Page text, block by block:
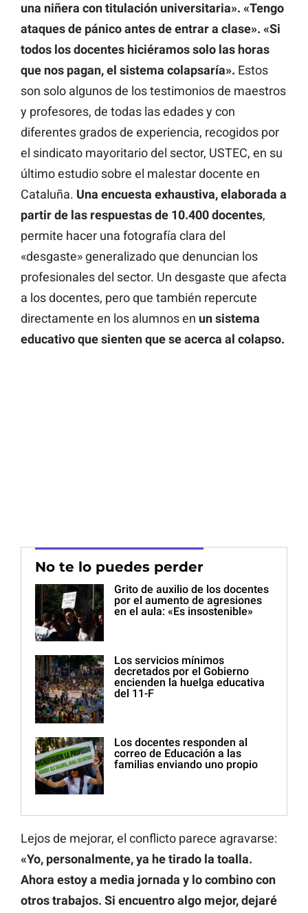
una niñera con titulación universitaria». «Tengo
ataques de pánico antes de entrar a clase». «Si
todos los docentes hiciéramos solo las horas
que nos pagan, el sistema colapsaría». Estos
son solo algunos de los testimonios de maestros
y profesores, de todas las edades y con
diferentes grados de experiencia, recogidos por
el sindicato mayoritario del sector, USTEC, en su
último estudio sobre el malestar docente en
Cataluña. Una encuesta exhaustiva, elaborada a
partir de las respuestas de 10.400 docentes,
permite hacer una fotografía clara del
«desgaste» generalizado que denuncian los
profesionales del sector. Un desgaste que afecta
a los docentes, pero que también repercute
directamente en los alumnos en un sistema
educativo que sienten que se acerca al colapso.
No te lo puedes perder
Grito de auxilio de los docentes
por el aumento de agresiones
en el aula: «Es insostenible»
Los servicios mínimos
decretados por el Gobierno
encienden la huelga educativa
del 11-F
Los docentes responden al
correo de Educación a las
familias enviando uno propio
Lejos de mejorar, el conflicto parece agravarse:
«Yo, personalmente, ya he tirado la toalla.
Ahora estoy a media jornada y lo combino con
otros trabajos. Si encuentro algo mejor, dejaré